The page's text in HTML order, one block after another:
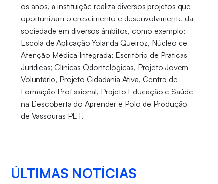
os anos, a instituição realiza diversos projetos que
oportunizam o crescimento e desenvolvimento da
sociedade em diversos âmbitos, como exemplo:
Escola de Aplicação Yolanda Queiroz, Núcleo de
Atenção Médica Integrada; Escritório de Práticas
Jurídicas; Clínicas Odontológicas, Projeto Jovem
Voluntário, Projeto Cidadania Ativa, Centro de
Formação Profissional, Projeto Educação e Saúde
na Descoberta do Aprender e Polo de Produção
de Vassouras PET.
ÚLTIMAS NOTÍCIAS